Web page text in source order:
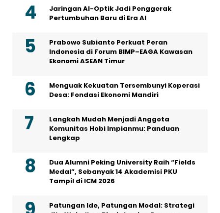
Jaringan AI-Optik Jadi Penggerak
Pertumbuhan Baru di Era AI
Prabowo Subianto Perkuat Peran
Indonesia di Forum BIMP–EAGA Kawasan
Ekonomi ASEAN Timur
Menguak Kekuatan Tersembunyi Koperasi
Desa: Fondasi Ekonomi Mandiri
Langkah Mudah Menjadi Anggota
Komunitas Hobi Impianmu: Panduan
Lengkap
Dua Alumni Peking University Raih “Fields
Medal”, Sebanyak 14 Akademisi PKU
Tampil di ICM 2026
Patungan Ide, Patungan Modal: Strategi